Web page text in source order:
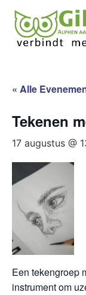
« Alle
Tekenen
17 augustus @
Een tekengroep
instrument om